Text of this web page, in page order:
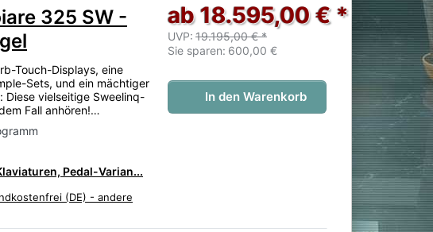
325 SW -
Touch-Displays, eine
Sets, und ein mächtiger
vielseitige Sweelinq-
Fall anhören!…
Pedal-Varian...
(DE) - andere
ab 18.595,00 € *
UVP: 19.195,00 € *
Sie sparen: 600,00 €
In den Warenkorb